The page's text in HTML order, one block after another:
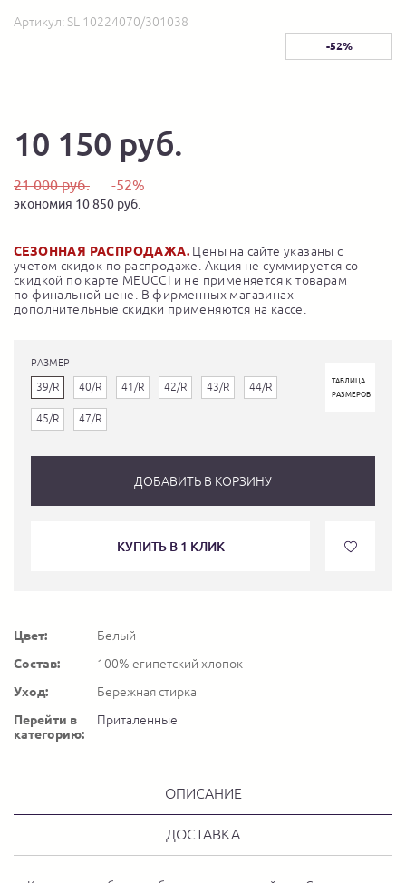
Артикул: SL 10224070/301038
-52%
10 150 руб.
21 000 руб. -52%
экономия 10 850 руб.
СЕЗОННАЯ РАСПРОДАЖА. Цены на сайте указаны с
учетом скидок по распродаже. Акция не суммируется со
скидкой по карте MEUCCI и не применяется к товарам
по финальной цене. В фирменных магазинах
дополнительные скидки применяются на кассе.
РАЗМЕР
39/R 40/R 41/R 42/R 43/R 44/R
45/R 47/R
ТАБЛИЦА
РАЗМЕРОВ
ДОБАВИТЬ В КОРЗИНУ
КУПИТЬ В 1 КЛИК
Цвет:
Белый
Состав:
100% египетский хлопок
Уход:
Бережная стирка
Перейти в
категорию:
Приталенные
ОПИСАНИЕ
ДОСТАВКА